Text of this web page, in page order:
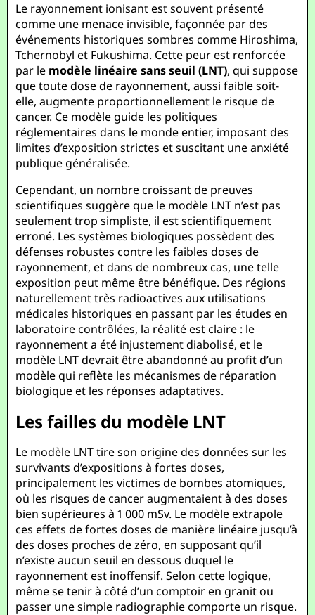
Le rayonnement ionisant est souvent présenté
comme une menace invisible, façonnée par des
événements historiques sombres comme Hiroshima,
Tchernobyl et Fukushima. Cette peur est renforcée
par le modèle linéaire sans seuil (LNT), qui suppose
que toute dose de rayonnement, aussi faible soit-
elle, augmente proportionnellement le risque de
cancer. Ce modèle guide les politiques
réglementaires dans le monde entier, imposant des
limites d’exposition strictes et suscitant une anxiété
publique généralisée.
Cependant, un nombre croissant de preuves
scientifiques suggère que le modèle LNT n’est pas
seulement trop simpliste, il est scientifiquement
erroné. Les systèmes biologiques possèdent des
défenses robustes contre les faibles doses de
rayonnement, et dans de nombreux cas, une telle
exposition peut même être bénéfique. Des régions
naturellement très radioactives aux utilisations
médicales historiques en passant par les études en
laboratoire contrôlées, la réalité est claire : le
rayonnement a été injustement diabolisé, et le
modèle LNT devrait être abandonné au profit d’un
modèle qui reflète les mécanismes de réparation
biologique et les réponses adaptatives.
Les failles du modèle LNT
Le modèle LNT tire son origine des données sur les
survivants d’expositions à fortes doses,
principalement les victimes de bombes atomiques,
où les risques de cancer augmentaient à des doses
bien supérieures à 1 000 mSv. Le modèle extrapole
ces effets de fortes doses de manière linéaire jusqu’à
des doses proches de zéro, en supposant qu’il
n’existe aucun seuil en dessous duquel le
rayonnement est inoffensif. Selon cette logique,
même se tenir à côté d’un comptoir en granit ou
passer une simple radiographie comporte un risque.